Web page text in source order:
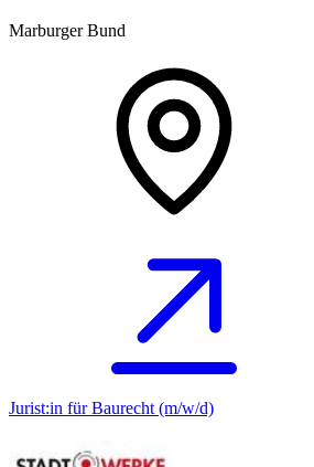
Marburger Bund
Jurist:in für Baurecht (m/w/d)